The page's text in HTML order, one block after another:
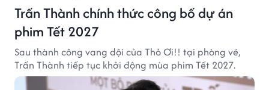
Trấn Thành chính thức công bố dự án
phim Tết 2027
Sau thành công vang dội của Thỏ Ơi!! tại phòng vé,
Trấn Thành tiếp tục khởi động mùa phim Tết 2027.